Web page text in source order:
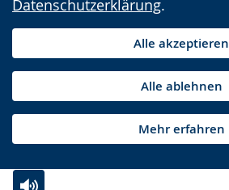
Datenschutzerklärung.
Alle akzeptieren
Alle ablehnen
Mehr erfahren